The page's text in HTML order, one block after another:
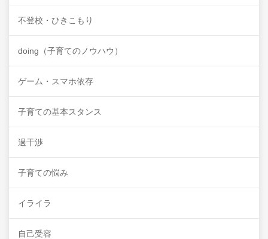
不登校・ひきこもり
doing（子育てのノウハウ）
ゲーム・スマホ依存
子育ての基本スタンス
過干渉
子育ての悩み
イライラ
自己受容